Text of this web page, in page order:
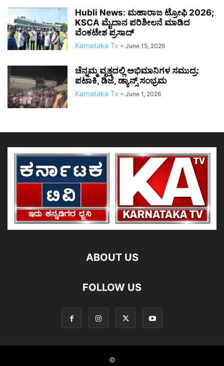
Hubli News: ಮಹಾರಾಜ ಟ್ರೋಫಿ 2026;
KSCA ಮೈದಾನ ಪರಿಶೀಲನೆ ಮಾಡಿದ
ವೆಂಕಟೇಶ ಪ್ರಸಾದ್
Karnataka Tv - June 15, 2026
ಚೆನ್ನಮ್ಮ ವೃತ್ತದಲ್ಲಿ ಅಭಿಮಾನಿಗಳ ಸಮುದ್ರ:
ಪಟಾಕಿ, ಡಿಜೆ, ಡ್ಯಾನ್ಸ್ ಸಂಭ್ರಮ
Karnataka Tv - June 1, 2026
ABOUT US
FOLLOW US
©